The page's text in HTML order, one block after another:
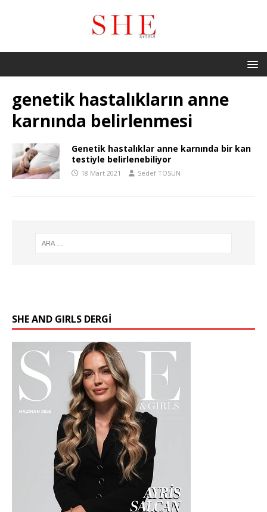
genetik hastalıkların anne
karnında belirlenmesi
Genetik hastalıklar anne karnında bir kan
testiyle belirlenebiliyor
18 Mart 2021 Sedef TOSUN
SHE AND GIRLS DERGİ